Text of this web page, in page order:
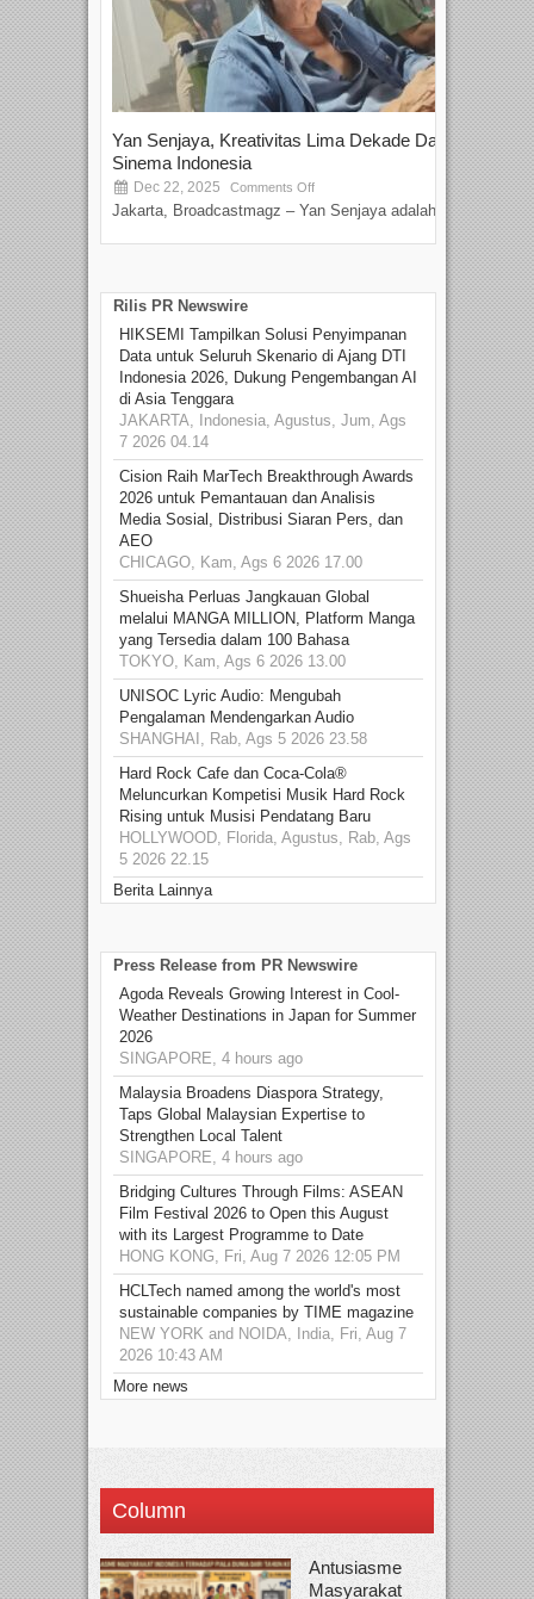
Yan Senjaya, Kreativitas Lima Dekade Dalam
Sinema Indonesia
Dec 22, 2025 Comments Off
Jakarta, Broadcastmagz – Yan Senjaya adalah...
Rilis PR Newswire
HIKSEMI Tampilkan Solusi Penyimpanan
Data untuk Seluruh Skenario di Ajang DTI
Indonesia 2026, Dukung Pengembangan AI
di Asia Tenggara
JAKARTA, Indonesia, Agustus, Jum, Ags
7 2026 04.14
Cision Raih MarTech Breakthrough Awards
2026 untuk Pemantauan dan Analisis
Media Sosial, Distribusi Siaran Pers, dan
AEO
CHICAGO, Kam, Ags 6 2026 17.00
Shueisha Perluas Jangkauan Global
melalui MANGA MILLION, Platform Manga
yang Tersedia dalam 100 Bahasa
TOKYO, Kam, Ags 6 2026 13.00
UNISOC Lyric Audio: Mengubah
Pengalaman Mendengarkan Audio
SHANGHAI, Rab, Ags 5 2026 23.58
Hard Rock Cafe dan Coca-Cola®
Meluncurkan Kompetisi Musik Hard Rock
Rising untuk Musisi Pendatang Baru
HOLLYWOOD, Florida, Agustus, Rab, Ags
5 2026 22.15
Berita Lainnya
Press Release from PR Newswire
Agoda Reveals Growing Interest in Cool-
Weather Destinations in Japan for Summer
2026
SINGAPORE, 4 hours ago
Malaysia Broadens Diaspora Strategy,
Taps Global Malaysian Expertise to
Strengthen Local Talent
SINGAPORE, 4 hours ago
Bridging Cultures Through Films: ASEAN
Film Festival 2026 to Open this August
with its Largest Programme to Date
HONG KONG, Fri, Aug 7 2026 12:05 PM
HCLTech named among the world's most
sustainable companies by TIME magazine
NEW YORK and NOIDA, India, Fri, Aug 7
2026 10:43 AM
More news
Column
Antusiasme
Masyarakat